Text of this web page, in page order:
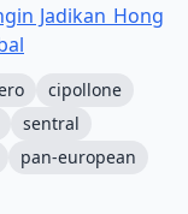
Jadikan Hong
cipollone
sentral
pan-european